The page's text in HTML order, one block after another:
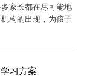
家长都在尽可能地
构的出现，为孩子
习方案